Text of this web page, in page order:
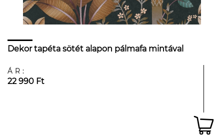
Dekor tapéta sötét alapon pálmafa mintával
ÁR:
22 990 Ft